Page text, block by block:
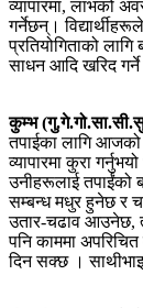
व्यापारमा, लाभको
गर्नेछन्।
प्रतियोगिताको
साधन आदि खरिद
कुम्भ
तपाईका लागि
व्यापारमा कुरा
उनीहरूलाई तपाईंको
सम्बन्ध मधुर हुनेछ र
उतार-चढाव आउनेछ,
पनि काममा
दिन सक्छ ।